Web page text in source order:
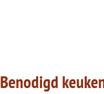
Benodigd